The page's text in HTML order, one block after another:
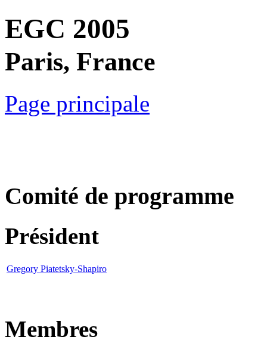
EGC 2005
Paris, France
Page principale
Comité de programme
Président
Gregory Piatetsky-Shapiro
Membres